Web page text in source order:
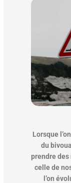
Lorsque
du
prendre
celle de
l’on